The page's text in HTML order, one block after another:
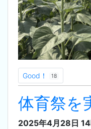
Good！ 18
体育祭を
2025年4月28日